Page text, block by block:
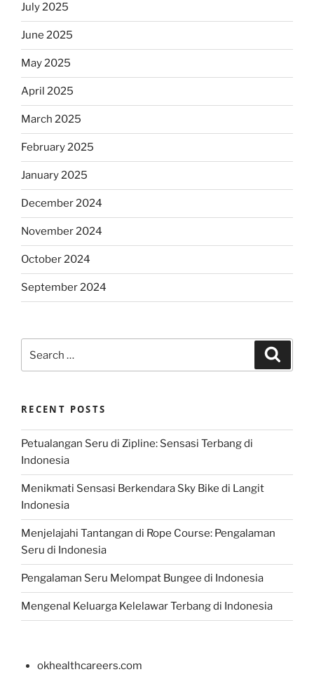
July 2025
June 2025
May 2025
April 2025
March 2025
February 2025
January 2025
December 2024
November 2024
October 2024
September 2024
for:
RECENT POSTS
Petualangan Seru di Zipline: Sensasi Terbang di
Indonesia
Menikmati Sensasi Berkendara Sky Bike di Langit
Indonesia
Menjelajahi Tantangan di Rope Course: Pengalaman
Seru di Indonesia
Pengalaman Seru Melompat Bungee di Indonesia
Mengenal Keluarga Kelelawar Terbang di Indonesia
okhealthcareers.com